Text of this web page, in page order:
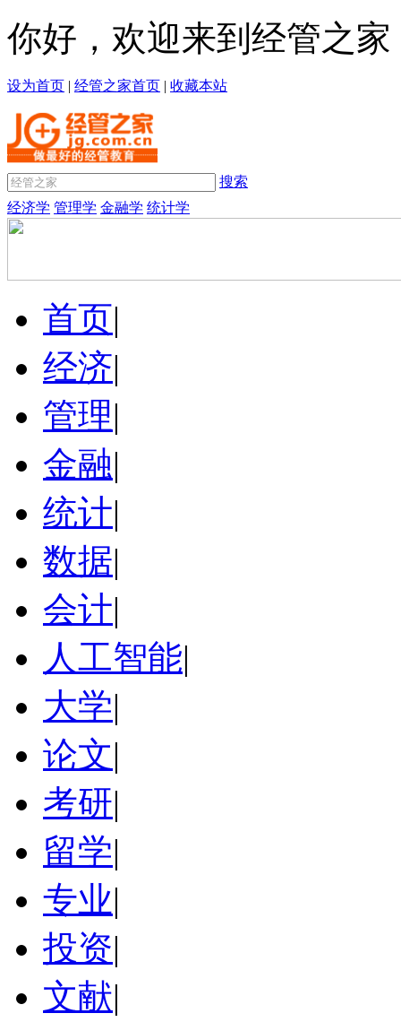
你好，欢迎来到经管之家
设为首页 | 经管之家首页 | 收藏本站
搜索
经济学 管理学 金融学 统计学
首页|
经济|
管理|
金融|
统计|
数据|
会计|
人工智能|
大学|
论文|
考研|
留学|
专业|
投资|
文献|